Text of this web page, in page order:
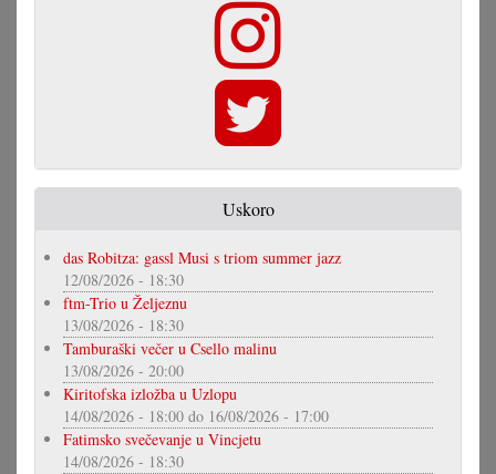
Uskoro
das Robitza: gassl Musi s triom summer jazz
12/08/2026 - 18:30
ftm-Trio u Željeznu
13/08/2026 - 18:30
Tamburaški večer u Csello malinu
13/08/2026 - 20:00
Kiritofska izložba u Uzlopu
14/08/2026 - 18:00 do 16/08/2026 - 17:00
Fatimsko svečevanje u Vincjetu
14/08/2026 - 18:30